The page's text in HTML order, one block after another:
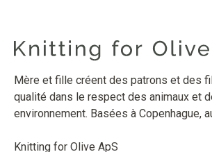
Mère et fille créent des patrons et des
qualité dans le respect des animaux et
environnement. Basées à Copenhague,
Knitting for Olive ApS